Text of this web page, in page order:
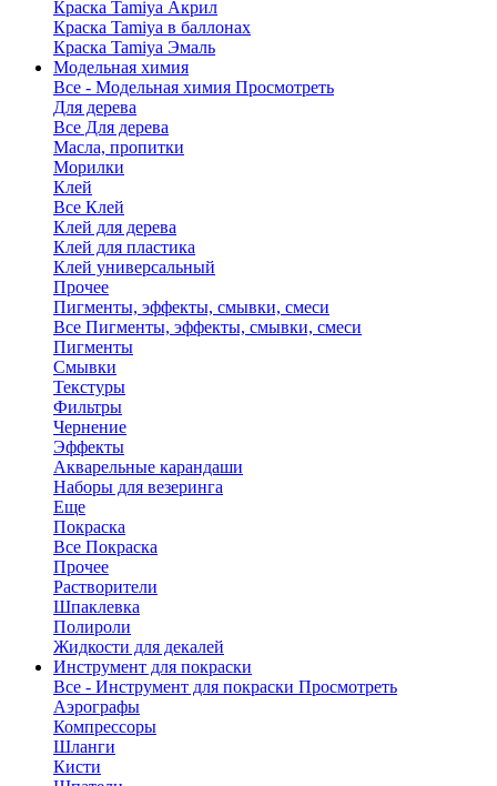
Краска Tamiya Акрил
Краска Tamiya в баллонах
Краска Tamiya Эмаль
Модельная химия
Все - Модельная химия Просмотреть
Для дерева
Все Для дерева
Масла, пропитки
Морилки
Клей
Все Клей
Клей для дерева
Клей для пластика
Клей универсальный
Прочее
Пигменты, эффекты, смывки, смеси
Все Пигменты, эффекты, смывки, смеси
Пигменты
Смывки
Текстуры
Фильтры
Чернение
Эффекты
Акварельные карандаши
Наборы для везеринга
Еще
Покраска
Все Покраска
Прочее
Растворители
Шпаклевка
Полироли
Жидкости для декалей
Инструмент для покраски
Все - Инструмент для покраски Просмотреть
Аэрографы
Компрессоры
Шланги
Кисти